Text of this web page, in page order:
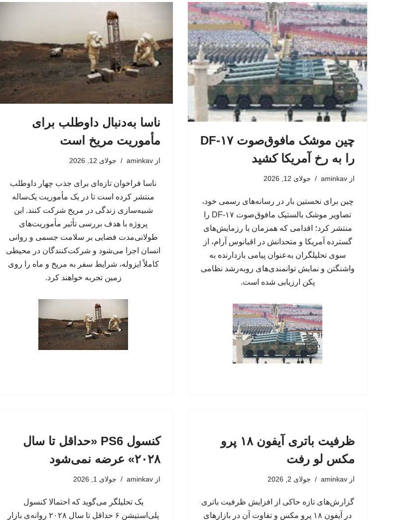
چین موشک مافوق‌صوت DF-۱۷
را به رخ آمریکا کشید
از aminkav جولای 12, 2026
چین برای نخستین بار در رسانه‌های رسمی خود،
تصاویر موشک بالستیک مافوق‌صوت DF-۱۷ را
منتشر کرد؛ اقدامی که همزمان با رزمایش‌های
گسترده آمریکا و متحدانش در اقیانوس آرام، از
سوی تحلیلگران به‌عنوان پیامی بازدارنده به
واشنگتن و نمایش توانمندی‌های روبه‌رشد نظامی
پکن ارزیابی شده است.
ناسا به‌دنبال داوطلب برای
مأموریت مریخ است
از aminkav جولای 12, 2026
ناسا فراخوان تازه‌ای برای جذب چهار داوطلب
منتشر کرده است تا در یک مأموریت یک‌ساله
شبیه‌سازی زندگی در مریخ شرکت کنند. این
پروژه با هدف بررسی تأثیر مأموریت‌های
طولانی‌مدت فضایی بر سلامت جسمی و روانی
انسان اجرا می‌شود و شرکت‌کنندگان در محیطی
کاملاً ایزوله، شرایط سفر به مریخ و ماه را روی
زمین تجربه خواهند کرد.
ظرفیت باتری آیفون ۱۸ پرو
مکس لو رفت
از aminkav جولای 2, 2026
گزارش‌های تازه حاکی از افزایش ظرفیت باتری
در آیفون ۱۸ پرو مکس و تفاوت آن در بازارهای
کنسول PS6 «حداقل تا سال
۲۰۲۸» عرضه نمی‌شود
از aminkav جولای 1, 2026
یک تحلیلگر می‌گوید که احتمالا کنسول
پلی‌استیشن ۶ حداقل تا سال ۲۰۲۸ روانه‌ی بازار